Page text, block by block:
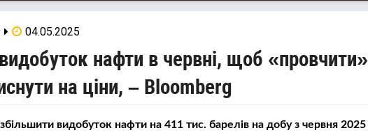
04.05.2025
нафти в червні, щоб «провчити»
на ціни, – Bloomberg
видобуток нафти на 411 тис. барелів на добу з червня 2025